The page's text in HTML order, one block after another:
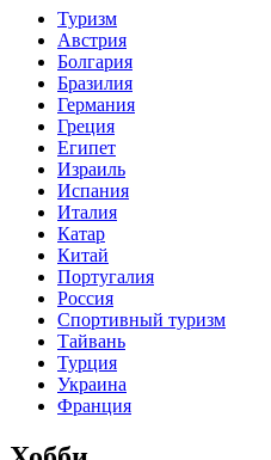
Туризм
Австрия
Болгария
Бразилия
Германия
Греция
Египет
Израиль
Испания
Италия
Катар
Китай
Португалия
Россия
Спортивный туризм
Тайвань
Турция
Украина
Франция